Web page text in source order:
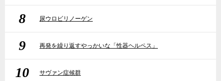
8 尿ウロビリノーゲン
9 再発を繰り返すやっかいな「性器ヘルペス」
10 サヴァン症候群